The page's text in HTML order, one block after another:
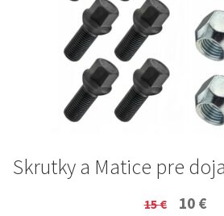
Skrutky a Matice pre
15€
Original
10 €